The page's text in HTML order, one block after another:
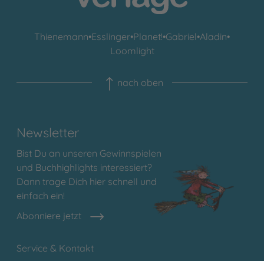
Thienemann•Esslinger•Planet!•Gabriel•Aladin•
Loomlight
nach oben
Newsletter
Bist Du an unseren Gewinnspielen
und Buchhighlights interessiert?
Dann trage Dich hier schnell und
einfach ein!
Abonniere jetzt
Service & Kontakt